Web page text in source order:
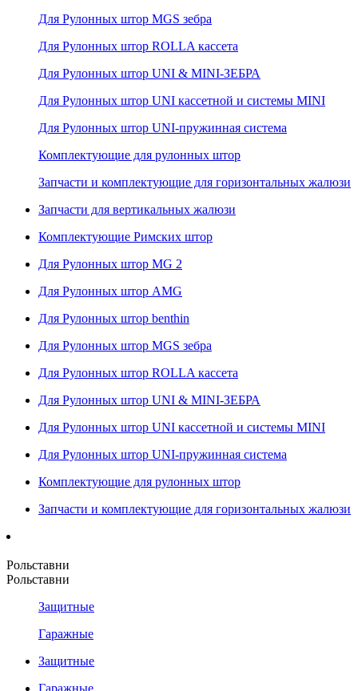
Для Рулонных штор MGS зебра
Для Рулонных штор ROLLA кассета
Для Рулонных штор UNI & MINI-ЗЕБРА
Для Рулонных штор UNI кассетной и системы MINI
Для Рулонных штор UNI-пружинная система
Комплектующие для рулонных штор
Запчасти и комплектующие для горизонтальных жалюзи
Запчасти для вертикальных жалюзи
Комплектующие Римских штор
Для Рулонных штор MG 2
Для Рулонных штор AMG
Для Рулонных штор benthin
Для Рулонных штор MGS зебра
Для Рулонных штор ROLLA кассета
Для Рулонных штор UNI & MINI-ЗЕБРА
Для Рулонных штор UNI кассетной и системы MINI
Для Рулонных штор UNI-пружинная система
Комплектующие для рулонных штор
Запчасти и комплектующие для горизонтальных жалюзи
Рольставни
Рольставни
Защитные
Гаражные
Защитные
Гаражные